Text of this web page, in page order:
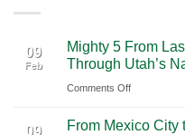
09
Feb
Mighty 5 From
Through Utah’s
Comments Offon
5
09
From Mexico City